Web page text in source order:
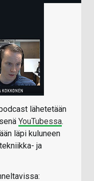
lähetetään
YouTubessa.
läpi kuluneen
ja